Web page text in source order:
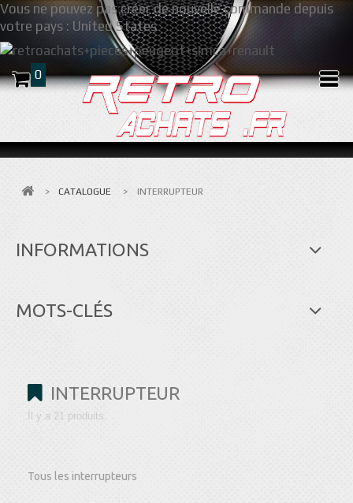
Vous ne pouvez pas créer de nouvelle commande depuis
votre pays : United States
0
> CATALOGUE > INTERRUPTEUR
INFORMATIONS
MOTS-CLÉS
INTERRUPTEUR
Il y a 21 produits.
Tous les interrupteurs